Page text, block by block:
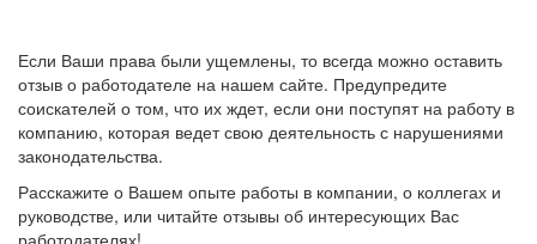
Если Ваши права были ущемлены, то всегда можно оставить
отзыв о работодателе на нашем сайте. Предупредите
соискателей о том, что их ждет, если они поступят на работу в
компанию, которая ведет свою деятельность с нарушениями
законодательства.
Расскажите о Вашем опыте работы в компании, о коллегах и
руководстве, или читайте отзывы об интересующих Вас
работодателях!